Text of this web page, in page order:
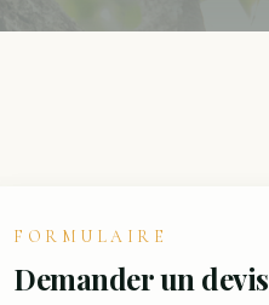
FORMULAIRE
Demander un devis